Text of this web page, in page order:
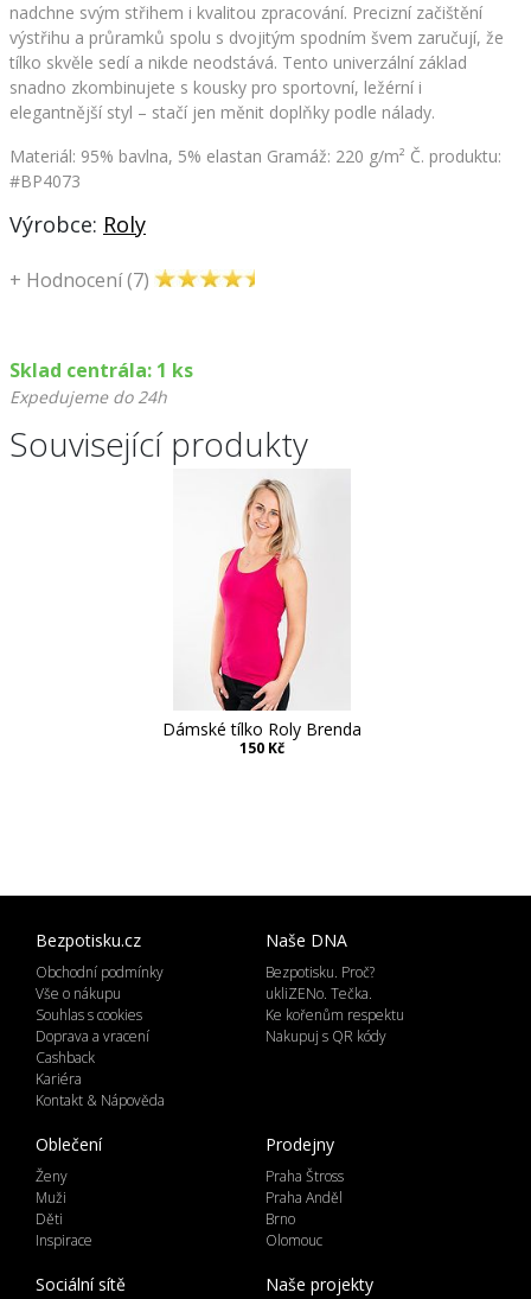
Sklad centrála: 1 ks
Expedujeme do 24h
nadchne svým střihem i kvalitou zpracování. Precizní začištění
výstřihu a průramků spolu s dvojitým spodním švem zaručují, že
tílko skvěle sedí a nikde neodstává. Tento univerzální základ
snadno zkombinujete s kousky pro sportovní, ležérní i
elegantnější styl – stačí jen měnit doplňky podle nálady.
Materiál: 95% bavlna, 5% elastan Gramáž: 220 g/m² Č. produktu:
#BP4073
Výrobce: Roly
+ Hodnocení (7)
Související produkty
Dámské tílko Roly Brenda
150 Kč
Bezpotisku.cz
Obchodní podmínky
Vše o nákupu
Souhlas s cookies
Doprava a vracení
Cashback
Kariéra
Kontakt & Nápověda
Naše DNA
Bezpotisku. Proč?
ukliZENo. Tečka.
Ke kořenům respektu
Nakupuj s QR kódy
Oblečení
Ženy
Muži
Děti
Inspirace
Prodejny
Praha Štross
Praha Anděl
Brno
Olomouc
Sociální sítě Naše projekty